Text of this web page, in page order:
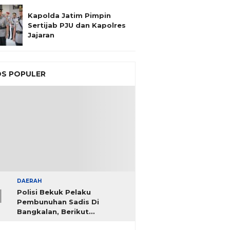
Kapolda Jatim Pimpin
Sertijab PJU dan Kapolres
Jajaran
POPULER
DAERAH
Polisi Bekuk Pelaku
Pembunuhan Sadis Di
Bangkalan, Berikut